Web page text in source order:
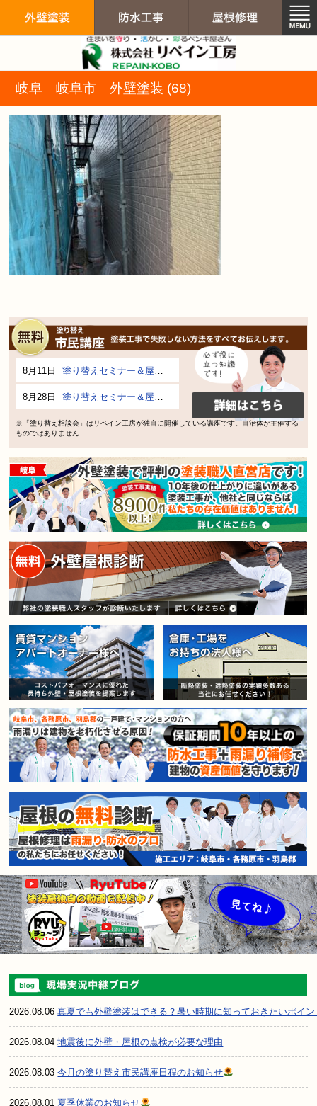
岐阜 岐阜市 外壁塗装 (68)
8月11日 塗り替えセミナー＆屋根、外壁の塗り替え市民講座 inぎふメディアコスモス
8月28日 塗り替えセミナー＆屋根、外壁の塗り替え市民講座 inぎふメディアコスモス
※「塗り替え相談会」はリペイン工房が独自に開催している講座です。自治体が主催する
ものではありません
賃貸マンション・アパートオー
2026.08.06真夏でも外壁塗装はできる？暑い時期に知っておきたいポイン
2026.08.04地震後に外壁・屋根の点検が必要な理由
2026.08.03今月の塗り替え市民講座日程のお知らせ
2026.08.01 夏季休業のお知らせ